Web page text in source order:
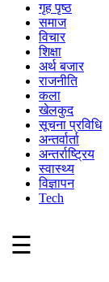
गृह पृष्ठ
समाज
विचार
शिक्षा
अर्थ बजार
राजनीति
कला
खेलकुद
सूचना प्रविधि
अन्तर्वार्ता
अन्तर्राष्ट्रिय
स्वास्थ्य
विज्ञापन
Tech
☰